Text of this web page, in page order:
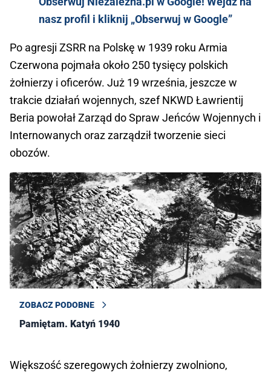
nasz profil i kliknij „Obserwuj w Google”
Po agresji ZSRR na Polskę w 1939 roku Armia
Czerwona pojmała około 250 tysięcy polskich
żołnierzy i oficerów. Już 19 września, jeszcze w
trakcie działań wojennych, szef NKWD Ławrientij
Beria powołał Zarząd do Spraw Jeńców Wojennych i
Internowanych oraz zarządził tworzenie sieci
obozów.
ZOBACZ PODOBNE
Pamiętam. Katyń 1940
Większość szeregowych żołnierzy zwolniono,